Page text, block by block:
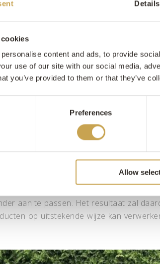
Details
content and ads, to provide
use of our site with our social media,
you’ve provided to them or that they’ve
Preferences
Allow
Dan raden wij het aan om
partijen doorgenomen
een betere continuïteit
bouwen van een proefmuur!
het echte werk. Het is raadzaam om
aan te passen. Het resultaat zal
op uitstekende wijze kan